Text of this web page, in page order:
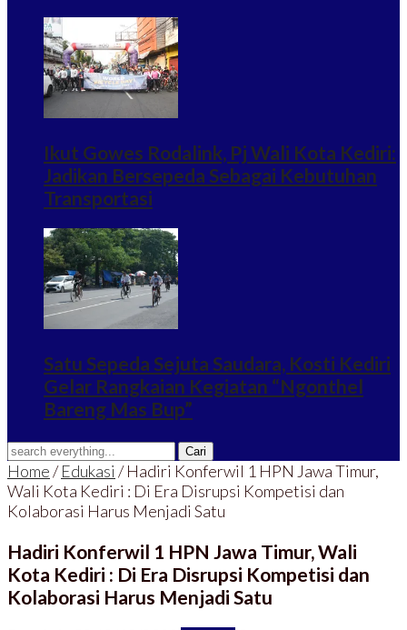
Ikut Gowes Rodalink, Pj Wali Kota Kediri:
Jadikan Bersepeda Sebagai Kebutuhan
Transportasi
Satu Sepeda Sejuta Saudara, Kosti Kediri
Gelar Rangkaian Kegiatan “Ngonthel
Bareng Mas Bup”
Home/Edukasi /Hadiri Konferwil 1 HPN Jawa Timur,
Wali Kota Kediri : Di Era Disrupsi Kompetisi dan
Kolaborasi Harus Menjadi Satu
Hadiri Konferwil 1 HPN Jawa Timur, Wali
Kota Kediri : Di Era Disrupsi Kompetisi dan
Kolaborasi Harus Menjadi Satu